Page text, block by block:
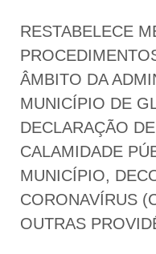
RESTABELECE
ÂMBITO DA
MUNICÍPIO DE
DECLARAÇÃO
CALAMIDADE
MUNICÍPIO,
CORONAVÍRUS
OUTRAS